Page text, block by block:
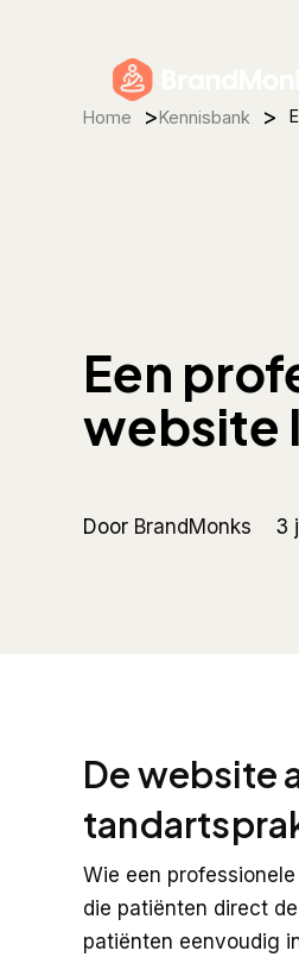
Home >Kennisbank >
Een
website
Door BrandMonks 3
De website
Wie een professionele
die patiënten direct
patiënten eenvoudig